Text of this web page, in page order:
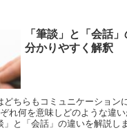
「筆談」と「会話
分かりやすく解釈
どちらもコミュニケーション
れ何を意味しどのような違
」と「会話」の違いを解説し